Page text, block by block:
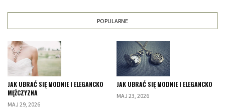
POPULARNE
JAK UBRAĆ SIĘ MODNIE I ELEGANCKO
MĘŻCZYZNA
MAJ 29, 2026
JAK UBRAĆ SIĘ MODNIE I ELEGANCKO
MAJ 23, 2026